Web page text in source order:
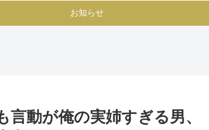
お知らせ
動が俺の実姉すぎる男、